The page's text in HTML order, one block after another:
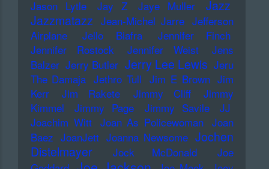
Jason Lytle
Jay Z Jaye Muller
Jazz
Jazzmatazz Jean-Michel Jarre Jefferson
Airplane
Jello Biafra
Jennifer Finch
Jennifer Rostock
Jennifer Weist
Jens
Balzer Jerry Butler Jerry Lee Lewis Jeru
The Damaja Jethro Tull Jim E Brown Jim
Kerr
Jim Rakete Jimmy Cliff
Jimmy
Kimmel
Jimmy Page Jimmy Savile
JJ
Joachim Witt Joan As Policewoman Joan
Baez JoanJett Joanna Newsome Jochen
Distelmayer
Jock McDonald
Joe